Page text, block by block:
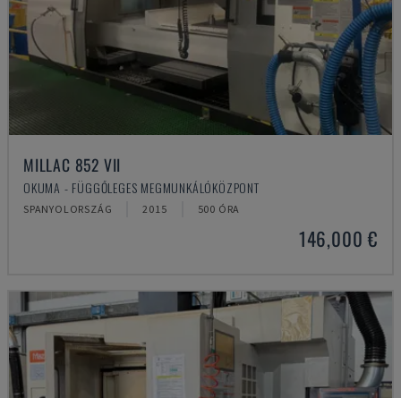
MILLAC 852 VII
OKUMA - FÜGGŐLEGES MEGMUNKÁLÓKÖZPONT
SPANYOLORSZÁG 2015 500 ÓRA
146,000 €